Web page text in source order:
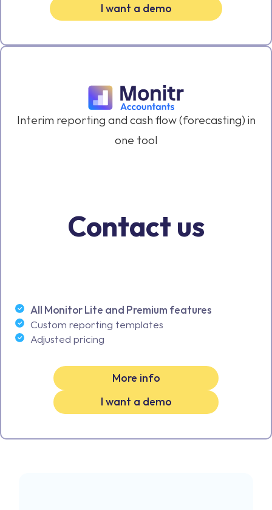
I want a demo
Interim reporting and cash flow (forecasting) in
one tool
Contact us
All Monitor Lite and Premium features
Custom reporting templates
Adjusted pricing
More info
I want a demo